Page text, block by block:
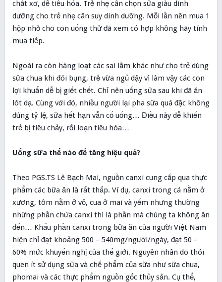
chất xơ, dễ tiêu hóa. Trẻ nhẹ cân chọn sữa giàu dinh
dưỡng cho trẻ nhẹ cân suy dinh dưỡng. Mỗi lần nên mua 1
hộp nhỏ cho con uống thử đã xem có hợp không hãy tính
mua tiếp.
Ngoài ra còn hàng loạt các sai lầm khác như cho trẻ dùng
sữa chua khi đói bụng, trẻ vừa ngủ dậy vì làm vậy các con
lợi khuẩn dễ bị giết chết. Chỉ nên uống sữa sau khi đã ăn
lót dạ. Cùng với đó, nhiều người lại pha sữa quá đặc không
đúng tỷ lệ, sữa hết hạn vẫn cố uống… Điều này dễ khiến
trẻ bị tiêu chảy, rối loạn tiêu hóa…
Uống sữa thế nào để tăng hiệu quả?
Theo PGS.TS Lê Bạch Mai, nguồn canxi cung cấp qua thực
phẩm các bữa ăn là rất thấp. Ví dụ, canxi trong cá nằm ở
xương, tôm nằm ở vỏ, cua ở mai và yếm nhưng thường
những phần chứa canxi thì là phần mà chúng ta không ăn
đến… Khẩu phần canxi trong bữa ăn của người Việt Nam
hiện chỉ đạt khoảng 500 – 540mg/người/ngày, đạt 50 –
60% mức khuyến nghị của thế giới. Nguyên nhân do thói
quen ít sử dụng sữa và chế phẩm của sữa như sữa chua,
phomai và các thực phẩm nguồn gốc thủy sản. Cụ thể,